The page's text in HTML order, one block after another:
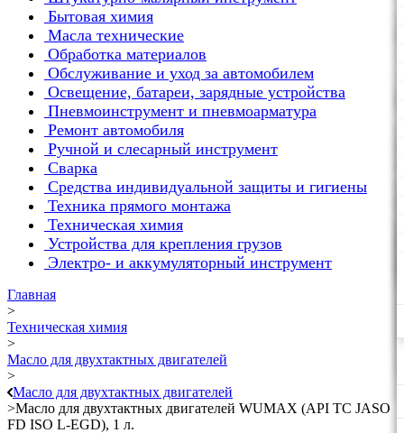
Бытовая химия
Масла технические
Обработка материалов
Обслуживание и уход за автомобилем
Освещение, батареи, зарядные устройства
Пневмоинструмент и пневмоарматура
Ремонт автомобиля
Ручной и слесарный инструмент
Сварка
Средства индивидуальной защиты и гигиены
Техника прямого монтажа
Техническая химия
Устройства для крепления грузов
Электро- и аккумуляторный инструмент
Главная
>
Техническая химия
>
Масло для двухтактных двигателей
>
Масло для двухтактных двигателей
>Масло для двухтактных двигателей WUMAX (API TC JASO
FD ISO L-EGD), 1 л.